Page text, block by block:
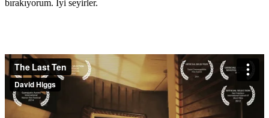
bırakıyorum. İyi seyirler.